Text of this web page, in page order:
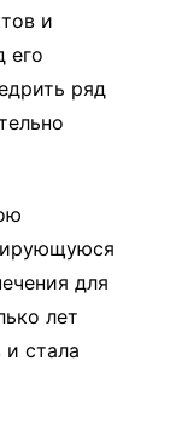
и
его
ряд
для
лет
стала